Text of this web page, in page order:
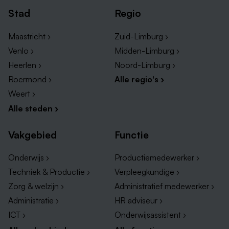
jaren? Dan ontmoeten we je graag.
Wat jij meebrengt
Het gaat ons niet om vinkjes, maar om wie jij
bent en wat jij meebrengt. Herken jij jezelf
• Minimaal HBO werk- en denkniveau.
• RC3-licentie (RC4 is een pré) of vergelijkbare
ervaring.
• Goede communicatieve en organisatorische
vaardigheden richting roeiploegen, coaches,
bestuur en externe partijen, met goede
beheersing van Nederlands en Engels in woord
en geschrift.
Stad
Maastricht ›
Venlo ›
Heerlen ›
Roermond ›
Weert ›
Alle steden ›
Regio
Zuid-Limburg ›
Midden-Limburg ›
Noord-Limburg ›
Alle regio's ›
Vakgebied
Onderwijs ›
Techniek & Productie ›
Zorg & welzijn ›
Administratie ›
ICT ›
Functie
Productiemedewerker ›
Verpleegkundige ›
Administratief medewerker ›
HR adviseur ›
Onderwijsassistent ›